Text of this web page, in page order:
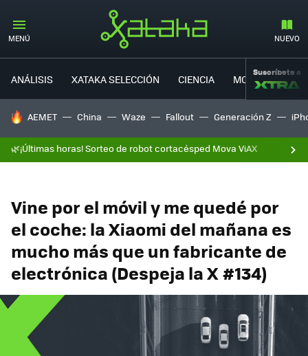
MENÚ NUEVO
ANÁLISIS XATAKA SELECCIÓN CIENCIA MOVILIDAD
Suscríbete a
HOY SE HABLA DE
AEMET China Waze Fallout Generación Z
🌿¡Últimas horas! Sorteo de robot cortacésped Mova ViAX
Vine por el móvil y me quedé por
el coche: la Xiaomi del mañana es
mucho más que un fabricante de
electrónica (Despeja la X #134)